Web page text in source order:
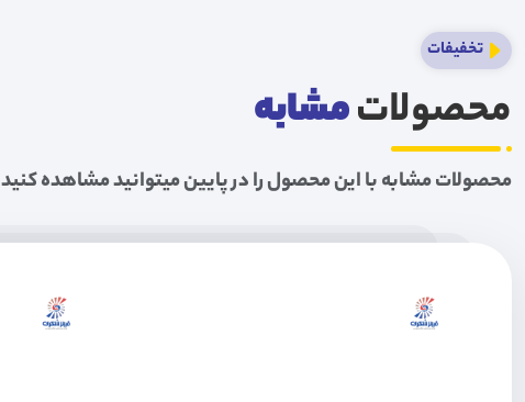
تخفیفات
محصولاتمشابه
محصولات مشابه با این محصول را در پایین میتوانید مشاهده کنید